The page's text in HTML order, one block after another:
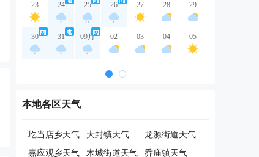
23 24 25 26 27 28 29
30 31 09月 02 03 04 05
本地各区天气
圪当店乡天气 大封镇天气
龙源街道天气
嘉应观乡天气
木城街道天气
乔庙镇天气